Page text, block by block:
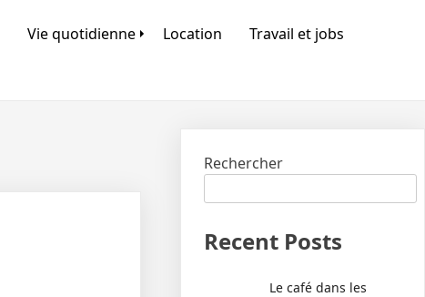
Vie quotidienne Location Travail et jobs
Rechercher
Recent Posts
Le café dans les